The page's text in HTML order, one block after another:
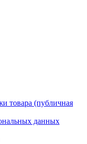
товара (публичная
данных